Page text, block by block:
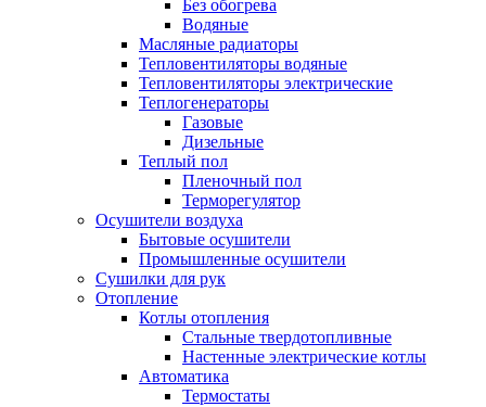
Без обогрева
Водяные
Масляные радиаторы
Тепловентиляторы водяные
Тепловентиляторы электрические
Теплогенераторы
Газовые
Дизельные
Теплый пол
Пленочный пол
Терморегулятор
Осушители воздуха
Бытовые осушители
Промышленные осушители
Сушилки для рук
Отопление
Котлы отопления
Стальные твердотопливные
Настенные электрические котлы
Автоматика
Термостаты